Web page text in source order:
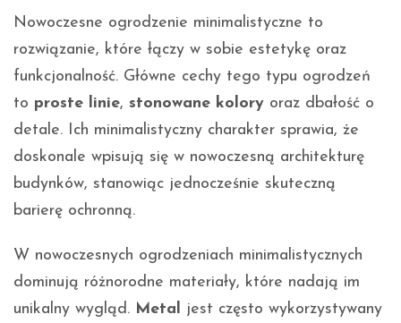
Nowoczesne ogrodzenie minimalistyczne to
rozwiązanie, które łączy w sobie estetykę oraz
funkcjonalność. Główne cechy tego typu ogrodzeń
to proste linie, stonowane kolory oraz dbałość o
detale. Ich minimalistyczny charakter sprawia, że
doskonale wpisują się w nowoczesną architekturę
budynków, stanowiąc jednocześnie skuteczną
barierę ochronną.
W nowoczesnych ogrodzeniach minimalistycznych
dominują różnorodne materiały, które nadają im
unikalny wygląd. Metal jest często wykorzystywany